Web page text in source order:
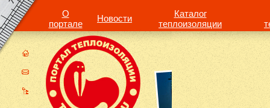
О
портале
Новости
Каталог
теплоизоляции